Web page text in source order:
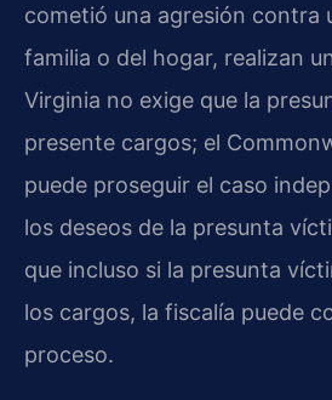
cometió una agresión contra
familia o del hogar, realizan
Virginia no exige que la
presente cargos; el
puede proseguir el caso
los deseos de la presunta
que incluso si la presunta
los cargos, la fiscalía puede
proceso.